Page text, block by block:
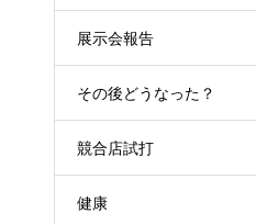
展示会報告
その後どうなった？
競合店試打
健康